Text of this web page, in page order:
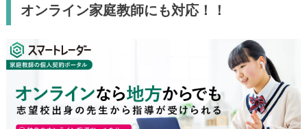
オンライン家庭教師にも対応！！